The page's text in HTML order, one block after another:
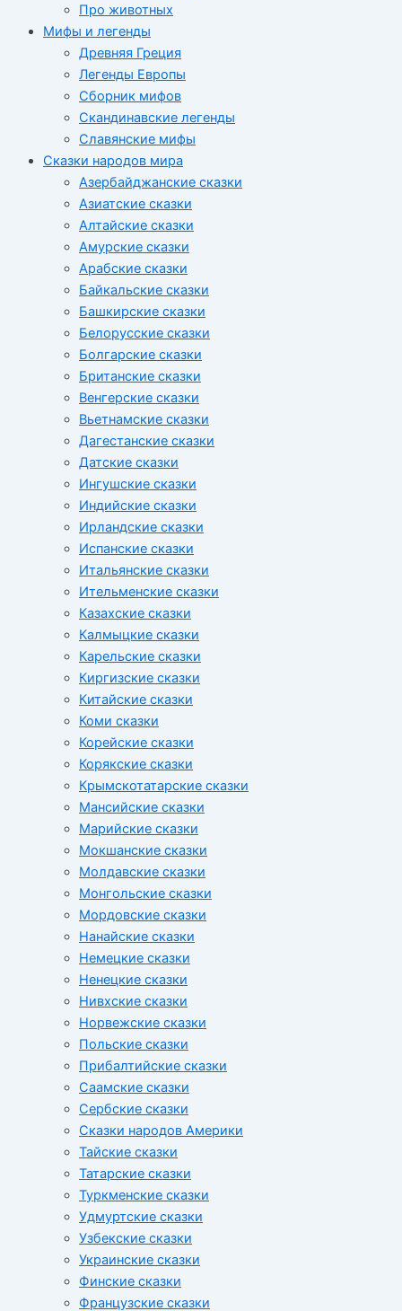
Про животных
Мифы и легенды
Древняя Греция
Легенды Европы
Сборник мифов
Скандинавские легенды
Славянские мифы
Сказки народов мира
Азербайджанские сказки
Азиатские сказки
Алтайские сказки
Амурские сказки
Арабские сказки
Байкальские сказки
Башкирские сказки
Белорусские сказки
Болгарские сказки
Британские сказки
Венгерские сказки
Вьетнамские сказки
Дагестанские сказки
Датские сказки
Ингушские сказки
Индийские сказки
Ирландские сказки
Испанские сказки
Итальянские сказки
Ительменские сказки
Казахские сказки
Калмыцкие сказки
Карельские сказки
Киргизские сказки
Китайские сказки
Коми сказки
Корейские сказки
Корякские сказки
Крымскотатарские сказки
Мансийские сказки
Марийские сказки
Мокшанские сказки
Молдавские сказки
Монгольские сказки
Мордовские сказки
Нанайские сказки
Немецкие сказки
Ненецкие сказки
Нивхские сказки
Норвежские сказки
Польские сказки
Прибалтийские сказки
Cаамские сказки
Сербские сказки
Сказки народов Америки
Тайские сказки
Татарские сказки
Туркменские сказки
Удмуртские сказки
Узбекские сказки
Украинские сказки
Финские сказки
Французские сказки